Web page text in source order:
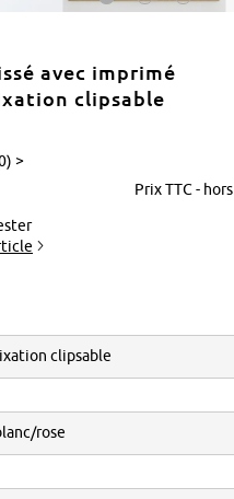
avec imprimé
clipsable
) >
Prix TTC - hors
clipsable
rose